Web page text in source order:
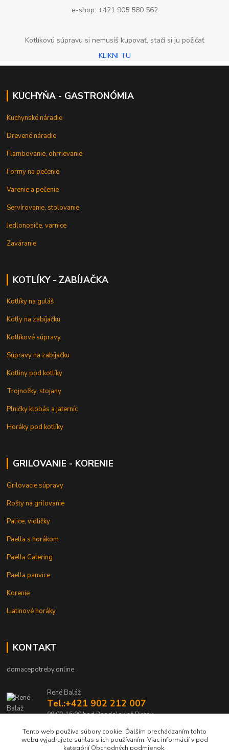
e-shop: +421 905 580 562
Kotlíkovú súpravu si nemusíš kupovať, stačí si ju požičať
KLIKNI TU
KUCHYŇA - GASTRONÓMIA
Kuchynské náradie
Drevené náradie
Flambovanie, ohrrievanie
Formy na pečenie
Varenie a pečenie
Servírovanie, stolovanie
Jedlonosiče, varnice
Zaváranie
KOTLÍKY - ZABÍJAČKA
Kotlíky na guláš
Kotly na zabíjačku
Kotlíkové súpravy
Súpravy na zabíjačku
Kotliny pod kotlíky
Trojnožky, stojany
Plničky klobás a jaterníc
Horáky pod kotlíky
GRILOVANIE - KORENIE
Grilovacie súpravy
Rošty na grilovanie
Palice, vidličky
Paella s horákom
Paella Catering
Paella panvice
Korenie
Liatinové horáky
KONTAKT
domacepotreby.online
René Baláž
Tel.:+421 902 212 007
09:00-16:00 hod Pondelok až Piatok
info@domacepotreby.online
Tento web používa súbory cookie. Ďalším prechádzaním tohto
webu vyjadrujete súhlas s ich používaním. Viac informácií v pod
kategórií Obchodných podmienok.